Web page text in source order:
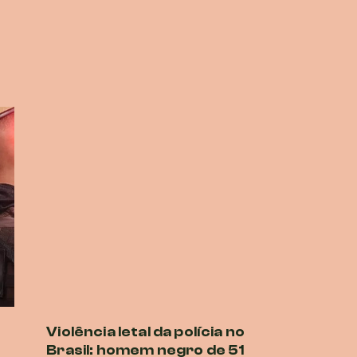
Violência letal da polícia no
Brasil: homem negro de 51